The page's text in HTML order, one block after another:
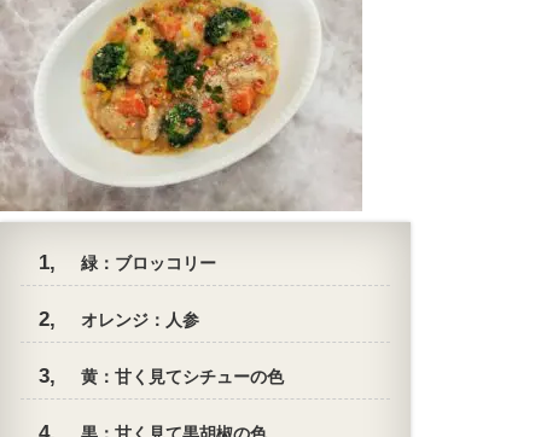
緑：ブロッコリー
オレンジ：人参
黄：甘く見てシチューの色